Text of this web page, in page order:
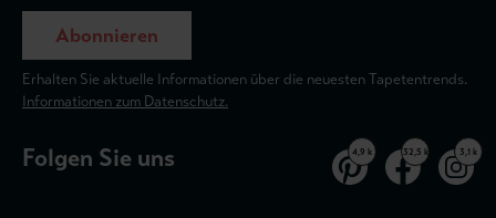
Abonnieren
Erhalten Sie aktuelle Informationen über die neuesten Tapetentrends.
Informationen zum Datenschutz.
Folgen Sie uns 4,9 k 32,5 k 3,1 k